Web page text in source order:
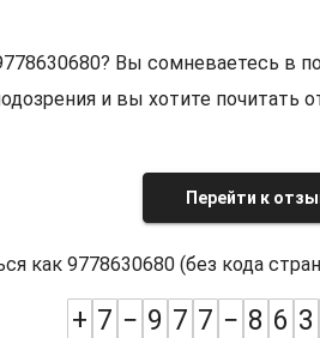
Вы сомневаетесь в
и вы хотите
Перейти к
9778630680 (без кода
+ 7 − 9 7 7 − 8 6 3